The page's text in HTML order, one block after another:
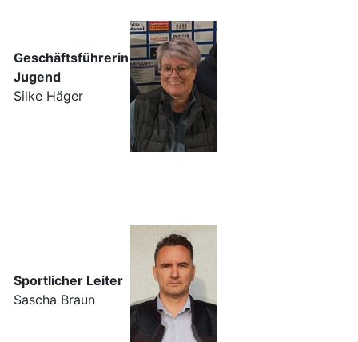
Geschäftsführerin
Jugend
Silke Häger
Sportlicher Leiter
Sascha Braun